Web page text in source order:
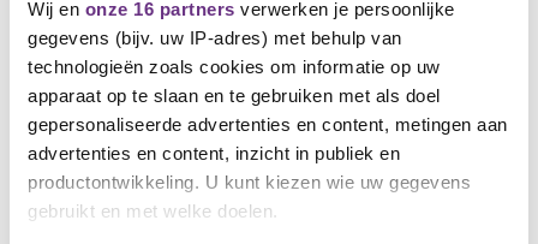
Wij en onze 16 partners verwerken je persoonlijke
gegevens (bijv. uw IP-adres) met behulp van
technologieën zoals cookies om informatie op uw
apparaat op te slaan en te gebruiken met als doel
gepersonaliseerde advertenties en content, metingen aan
advertenties en content, inzicht in publiek en
productontwikkeling. U kunt kiezen wie uw gegevens
gebruikt en met welke doelen.
alles aan doen om voor 31 januari een resultaat te
hebben. We houden je op de hoogte van alle
ontwikkelingen.
Vragen?
Volg het laatste nieuws over jouw cao op onze
speciale cao-pagina Metaal en Techniek